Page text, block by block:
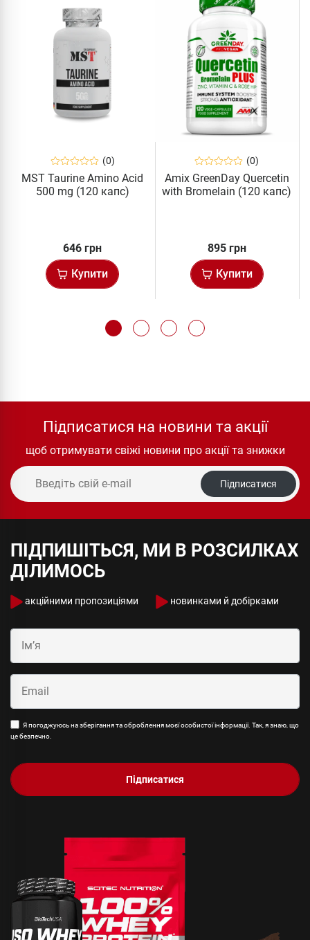
(0)
MST Taurine Amino Acid
500 mg (120 капс)
646 грн
Купити
(0)
Amix GreenDay Quercetin
with Bromelain (120 капс)
895 грн
Купити
Підписатися на новини та акції
щоб отримувати свіжі новини про акції та знижки
Підписатися
ПІДПИШІТЬСЯ, МИ В РОЗСИЛКАХ
ДІЛИМОСЬ
акційними пропозиціями новинками й добірками
Я погоджуюсь на зберігання та оброблення моєї особистої інформації. Так, я знаю, що
це безпечно.
Підписатися